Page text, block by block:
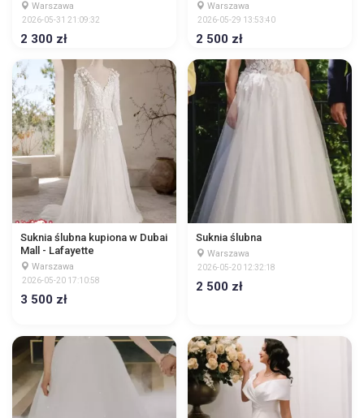
Warszawa
2026-05-31 21:09:32
2 300 zł
Warszawa
2026-05-29 13:53:40
2 500 zł
Suknia ślubna kupiona w Dubai
Mall - Lafayette
Warszawa
2026-05-20 17:10:58
3 500 zł
Suknia ślubna
Warszawa
2026-05-20 12:32:18
2 500 zł